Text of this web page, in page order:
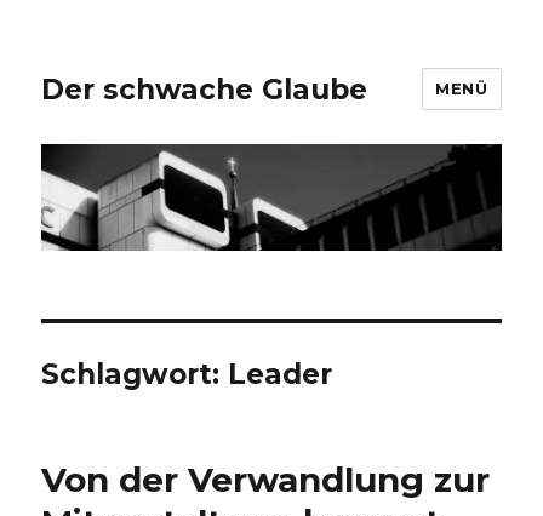
Der schwache Glaube MENÜ
Schlagwort: Leader
Von der Verwandlung zur